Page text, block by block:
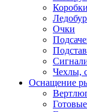
Очки
Чехлы,
Оснащение